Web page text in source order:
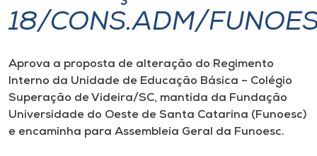
I.nova
Diplomados
Cultura
18/CONS.ADM/
Aprova a proposta de alteração do Regimento
Interno da Unidade de Educação Básica – Colégio
Superação de Videira/SC, mantida da Fundação
Universidade do Oeste de Santa Catarina (Funoesc)
e encaminha para Assembleia Geral da Funoesc.